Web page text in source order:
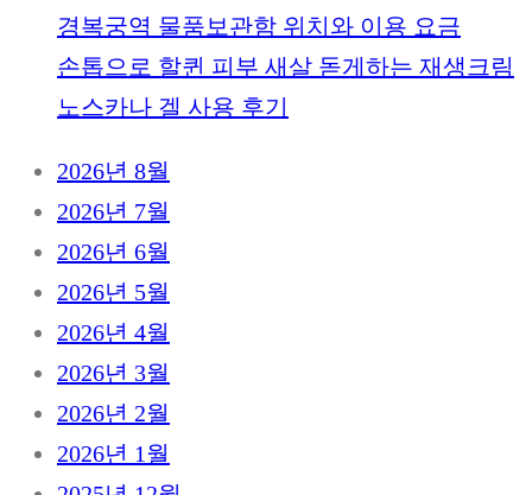
경복궁역 물품보관함 위치와 이용 요금
손톱으로 할퀸 피부 새살 돋게하는 재생크림
노스카나 겔 사용 후기
2026년 8월
2026년 7월
2026년 6월
2026년 5월
2026년 4월
2026년 3월
2026년 2월
2026년 1월